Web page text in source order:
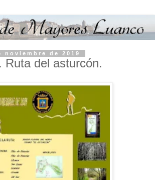
noviembre de 2019
Ruta del asturcón.